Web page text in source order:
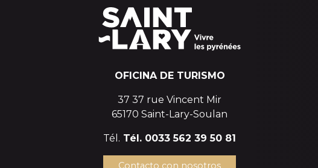
OFICINA DE TURISMO
37 37 rue Vincent Mir
65170 Saint-Lary-Soulan
Tél. Tél. 0033 562 39 50 81
Contacto con nosotros